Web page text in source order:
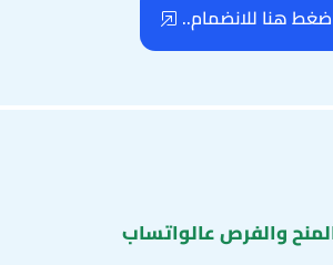
هنا للانضمام..
والفرص عالواتساب